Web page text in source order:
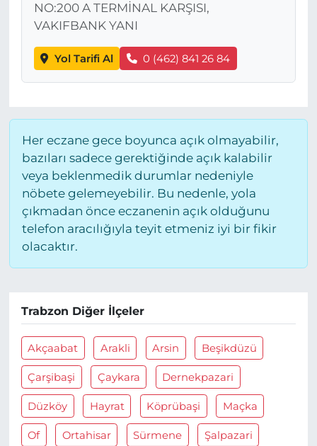
NO:200 A TERMİNAL KARŞISI,
VAKIFBANK YANI
Yol Tarifi Al 0 (462) 841 26 84
Her eczane gece boyunca açık olmayabilir,
bazıları sadece gerektiğinde açık kalabilir
veya beklenmedik durumlar nedeniyle
nöbete gelemeyebilir. Bu nedenle, yola
çıkmadan önce eczanenin açık olduğunu
telefon aracılığıyla teyit etmeniz iyi bir fikir
olacaktır.
Trabzon Diğer İlçeler
Akçaabat Arakli Arsin Beşikdüzü
Çarşibaşi Çaykara Dernekpazari
Düzköy Hayrat Köprübaşi Maçka
Of Ortahisar Sürmene Şalpazari